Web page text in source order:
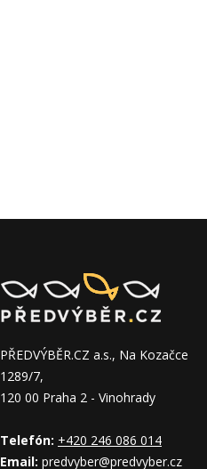
PŘEDVÝBĚR.CZ a.s., Na Kozačce
1289/7,
120 00 Praha 2 - Vinohrady
Telefón: +420 246 086 014
Email: predvyber@predvyber.cz